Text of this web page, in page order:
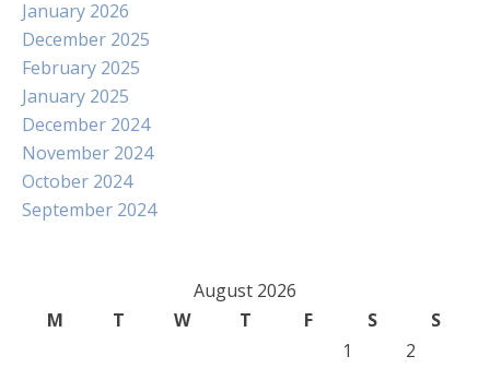
January 2026
December 2025
February 2025
January 2025
December 2024
November 2024
October 2024
September 2024
August 2026
M
T W T F S
S
1
2